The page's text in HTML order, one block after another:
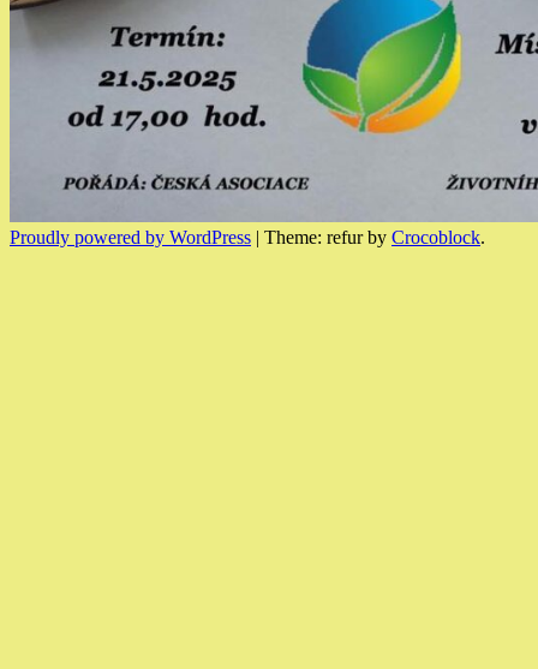
Proudly powered by WordPress | Theme: refur by Crocoblock.